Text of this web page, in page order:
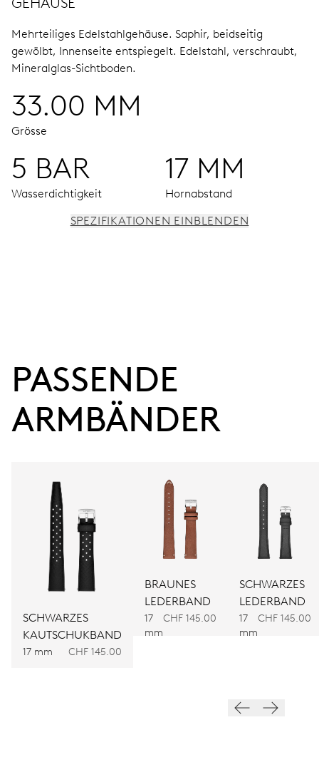
Mehrteiliges Edelstahlgehäuse. Saphir, beidseitig
gewölbt, Innenseite entspiegelt. Edelstahl, verschraubt,
Mineralglas-Sichtboden.
33.00 MM
Grösse
5 BAR
Wasserdichtigkeit
17 MM
Hornabstand
38 Std.
Gangreserve
KALIBER
ABMESSUNGEN
Ø 17.20 mm, 7 3/4’’’
AUFZUG
Automatischer Aufzug
FREQUENZ
28.800 A/h, 4 Hz
SPEZIFIKATIONEN EINBLENDEN
PASSENDE
ARMBÄNDER
SCHWARZES
KAUTSCHUKBAND
17 mm CHF 145.00
BRAUNES
LEDERBAND
17
mm
CHF 145.00
SCHWARZES
LEDERBAND
17
mm
CHF 145.00